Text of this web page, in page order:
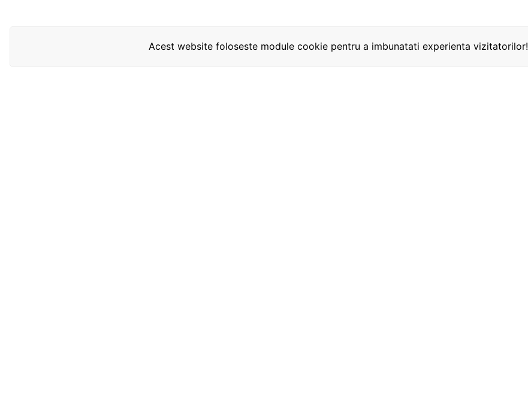
Acest website foloseste module cookie pentru a imbunatati experienta vizitatorilor!